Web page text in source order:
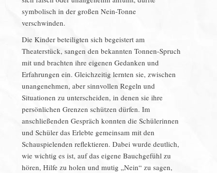
symbolisch in der großen Nein-Tonne
verschwinden.
Die Kinder beteiligten sich begeistert am
Theaterstück, sangen den bekannten Tonnen-Spruch
mit und brachten ihre eigenen Gedanken und
Erfahrungen ein. Gleichzeitig lernten sie, zwischen
unangenehmen, aber sinnvollen Regeln und
Situationen zu unterscheiden, in denen sie ihre
persönlichen Grenzen schützen dürfen. Im
anschließenden Gespräch konnten die Schülerinnen
und Schüler das Erlebte gemeinsam mit den
Schauspielenden reflektieren. Dabei wurde deutlich,
wie wichtig es ist, auf das eigene Bauchgefühl zu
hören, Hilfe zu holen und mutig „Nein“ zu sagen,